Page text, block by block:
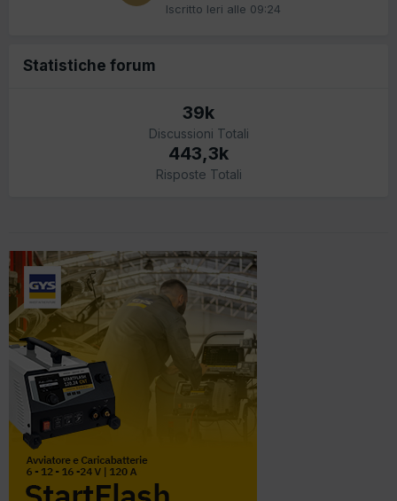
Iscritto Ieri alle 09:24
Statistiche forum
39k
Discussioni Totali
443,3k
Risposte Totali